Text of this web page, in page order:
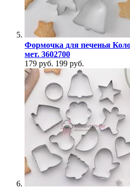
Формочка для печенья
мет. 3602700
179 руб. 199 руб.